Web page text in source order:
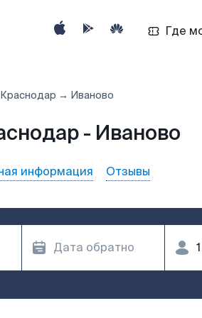
Где
Краснодар → Иваново
- Иваново
информация Отзывы